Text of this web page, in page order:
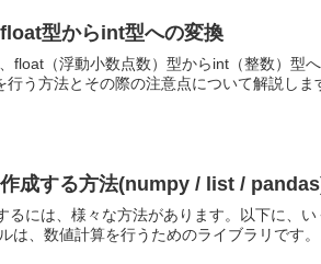
型からint型への変換
float（浮動小数点数）型からint（整数）型
行う方法とその際の注意点について解説しま
成する方法(numpy / list /
るには、様々な方法があります。以下に、
は、数値計算を行うためのライブラリです